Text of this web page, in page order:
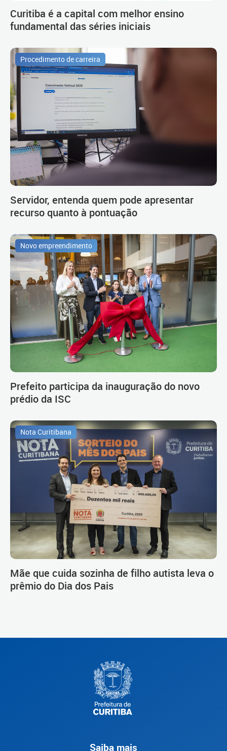
Curitiba é a capital com melhor ensino
fundamental das séries iniciais
Procedimento de carreira
Servidor, entenda quem pode apresentar
recurso quanto à pontuação
Novo empreendimento
Prefeito participa da inauguração do novo
prédio da ISC
Nota Curitibana
Mãe que cuida sozinha de filho autista leva o
prêmio do Dia dos Pais
Saiba mais